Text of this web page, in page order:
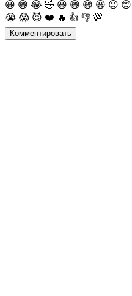
😀 😁 😂 🤣 😃 😄 😅 😆 😉 😊
😭 😱 😈 ❤️ 🔥 👍 👎 💯
Комментировать